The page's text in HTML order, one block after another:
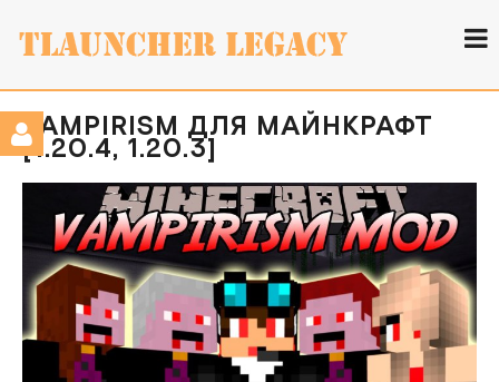
VAMPIRISM ДЛЯ МАЙНКРАФТ
[1.20.4, 1.20.3]